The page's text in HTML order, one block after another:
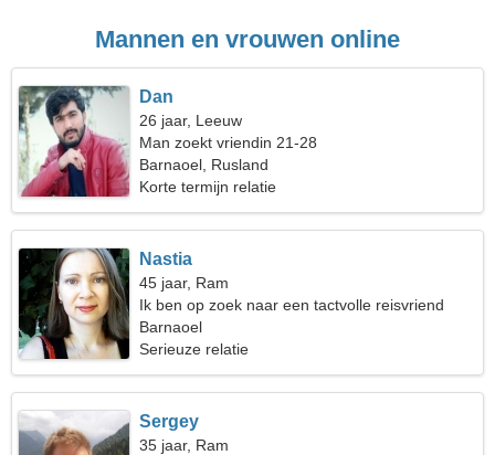
Mannen en vrouwen online
Dan
26 jaar, Leeuw
Man zoekt vriendin 21-28
Barnaoel, Rusland
Korte termijn relatie
Nastia
45 jaar, Ram
Ik ben op zoek naar een tactvolle reisvriend
Barnaoel
Serieuze relatie
Sergey
35 jaar, Ram